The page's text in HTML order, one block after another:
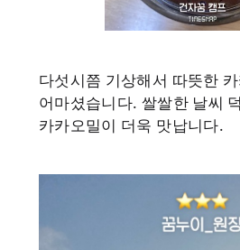
다섯시쯤 기상해서 따뜻한
어마셨습니다. 쌀쌀한 날씨
카카오밀이 더욱 맛납니다.